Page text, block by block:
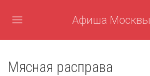
Афиша Москвы
Мясная расправа